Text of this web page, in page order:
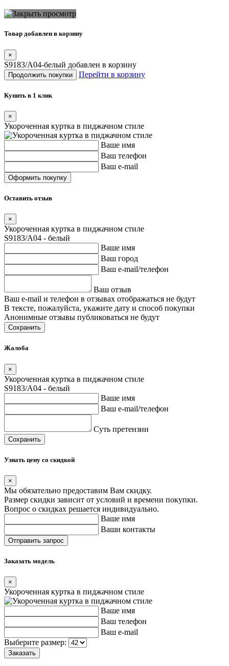
Товар добавлен в корзину
×
S9183/A04-белый добавлен в корзину
Продолжить покупки Перейти в корзину
Купить в 1 клик
×
Укороченная куртка в пиджачном стиле
Ваше имя
Ваш телефон
Ваш e-mail
Оставить отзыв
×
Укороченная куртка в пиджачном стиле
S9183/A04 - белый
Ваше имя
Ваш город
Ваш e-mail/телефон
Ваш отзыв
Ваш e-mail и телефон в отзывах отображаться не будут
В тексте, пожалуйста, укажите дату и способ покупки
Анонимные отзывы публиковаться не будут
Сохранить
Жалоба
×
Укороченная куртка в пиджачном стиле
S9183/A04 - белый
Ваше имя
Ваш e-mail/телефон
Суть претензии
Сохранить
Узнать цену со скидкой
×
Мы обязательно предоставим Вам скидку.
Размер скидки зависит от условий и времени покупки.
Вопрос о скидках решается индивидуально.
Ваше имя
Ваши контакты
Заказать модель
×
Укороченная куртка в пиджачном стиле
Ваше имя
Ваш телефон
Ваш e-mail
Выберите размер: